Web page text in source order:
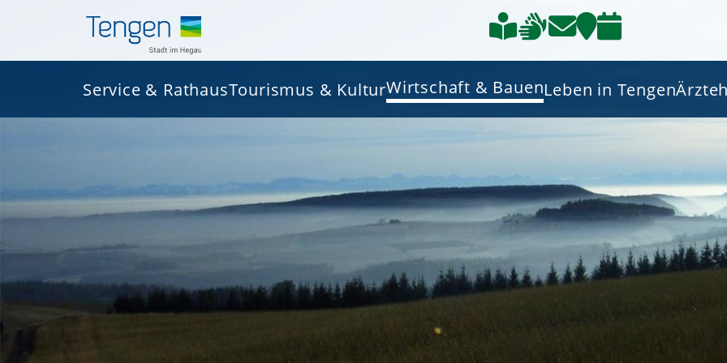
Service & RathausTourismus & KulturWirtschaft & BauenLeben in Tengen